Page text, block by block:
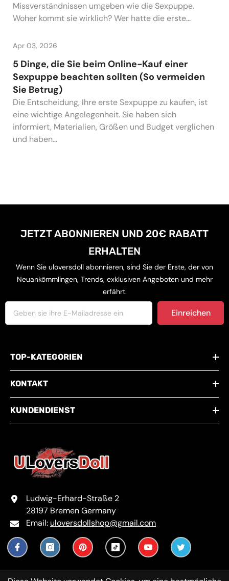
Missverständnissen umgeben wie die Sexpuppe.
Woher kommt sie wirklich? Wer hatte die erste...
Apr 03, 2026
5 Dinge, die Sie beim Online-Kauf einer
Sexpuppe beachten sollten (So vermeiden
Sie Betrug)
Die Entscheidung, Ihre erste Sexpuppe zu kaufen, ist
eine wichtige Angelegenheit. Sie haben sich
informiert, Materialien, Größen und Budget verglichen
und haben...
JETZT ABONNIEREN UND 20€ RABATT
ERHALTEN
Wenn Sie uloversdoll abonnieren, sind Sie der Erste, der von
Neuankömmlingen, Trends, exklusiven Angeboten und mehr
erfährt.
Einreichen
TOP-KATEGORIEN
KONTAKT
KUNDENDIENST
Ludwig-Erhard-Straße 2
28197 Bremen Germany
Email: uloversdollshop@gmail.com